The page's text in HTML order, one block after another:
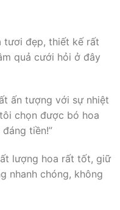
tươi đẹp, thiết kế rất
quả cưới hỏi ở đây
ấn tượng với sự nhiệt
chọn được bó hoa
tiền!”
lượng hoa rất tốt, giữ
nhanh chóng, không